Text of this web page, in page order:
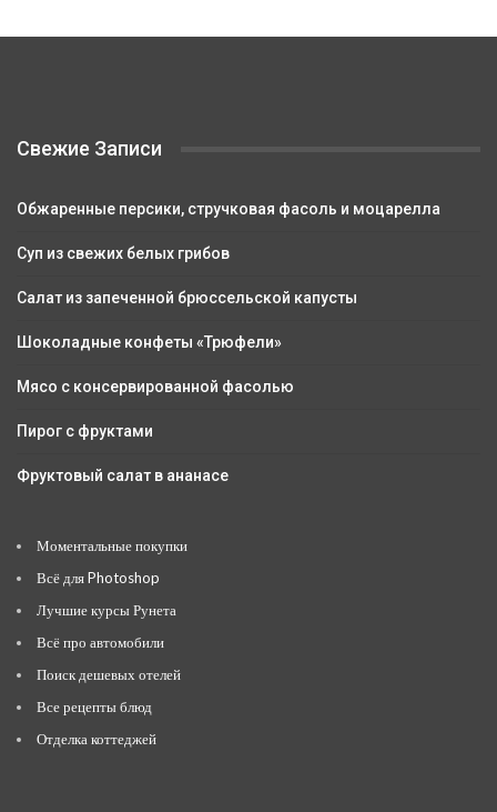
Свежие Записи
Обжаренные персики, стручковая фасоль и моцарелла
Суп из свежих белых грибов
Салат из запеченной брюссельской капусты
Шоколадные конфеты «Трюфели»
Мясо с консервированной фасолью
Пирог с фруктами
Фруктовый салат в ананасе
Моментальные покупки
Всё для Photoshop
Лучшие курсы Рунета
Всё про автомобили
Поиск дешевых отелей
Все рецепты блюд
Отделка коттеджей